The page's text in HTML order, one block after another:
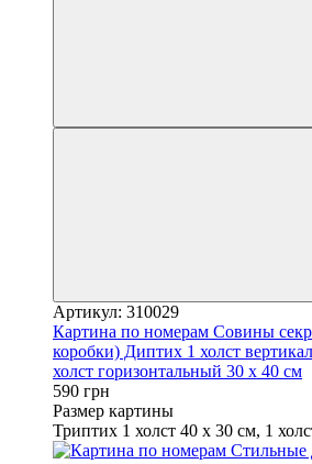
Артикул: 310029
Картина по номерам Совины
коробки) Диптих 1 холст
холст горизонтальный 30 х 40 см
590 грн
Размер картины
Триптих 1 холст 40 х 30 см, 1